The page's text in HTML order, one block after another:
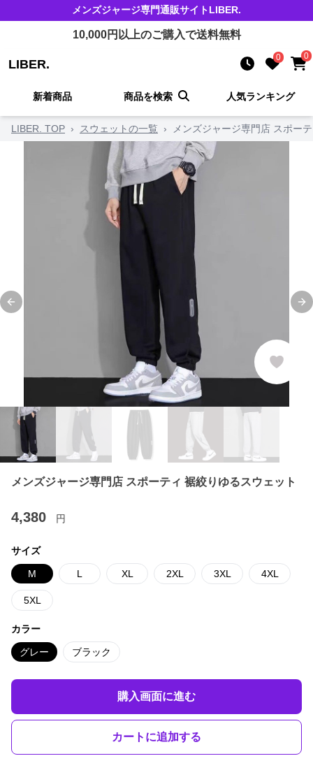
メンズジャージ専門通販サイトLIBER.
10,000円以上のご購入で送料無料
LIBER. 0 0
新着商品 商品を検索 人気ランキング
LIBER. TOP › スウェットの一覧 › メンズジャージ専門店 スポー
Previous slide
メンズジャージ専門店 スポーティ 裾絞りゆるスウェット
4,380 円
サイズ
M L XL 2XL 3XL 4XL
5XL
カラー
グレー ブラック
購入画面に進む
カートに追加する